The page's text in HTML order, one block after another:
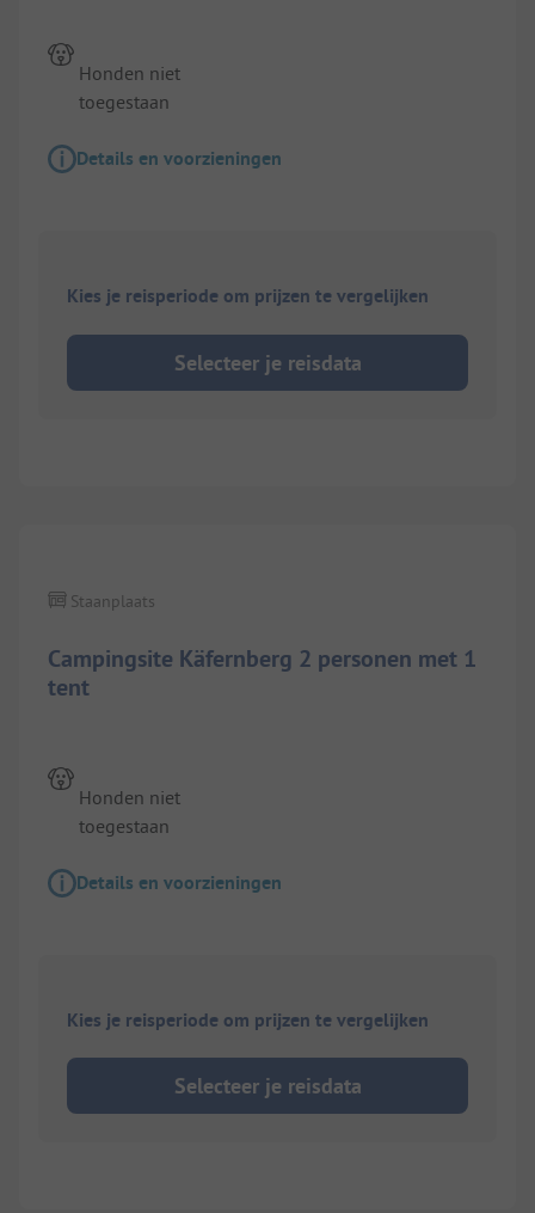
Honden niet
toegestaan
Details en voorzieningen
Kies je reisperiode om prijzen te vergelijken
Selecteer je reisdata
Campingsite Käfernberg 2 personen met 1
tent
Staanplaats
Honden niet
toegestaan
Details en voorzieningen
Kies je reisperiode om prijzen te vergelijken
Selecteer je reisdata